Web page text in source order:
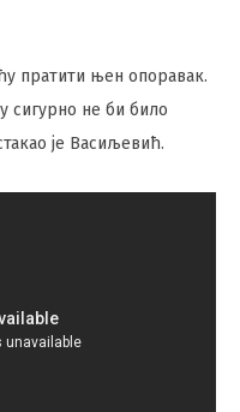
пратити њен опоравак.
сигурно не би било
је Васиљевић.